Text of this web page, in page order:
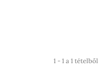
1 - 1 a 1 tételből